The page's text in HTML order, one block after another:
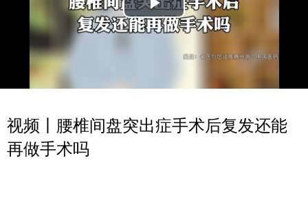
Play
Video
视频丨腰椎间盘突出症手术后复发还能
再做手术吗